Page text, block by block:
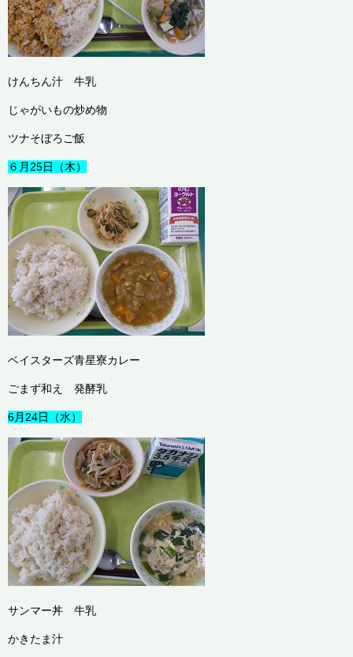
けんちん汁 牛乳
じゃがいもの炒め物
ツナそぼろご飯
６月25日（木）
ベイスターズ青星寮カレー
ごまず和え 発酵乳
6月24日（水）
サンマー丼 牛乳
かきたま汁